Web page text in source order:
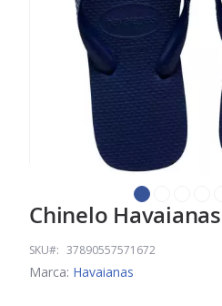
Saltar
o
início
Chinelo
SKU 37890557571672
Marca: Havaianas